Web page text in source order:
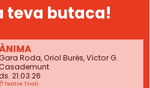
teva butaca!
Gara Roda, Oriol Burés, Víctor G.
Casademunt
ds. 21.03.26
Teatre Tívoli